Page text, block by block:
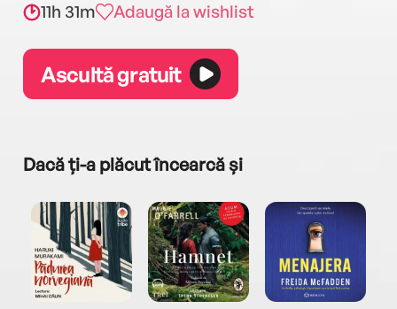
11h 31m Adaugă la wishlist
Ascultă gratuit
Dacă ți-a plăcut încearcă și